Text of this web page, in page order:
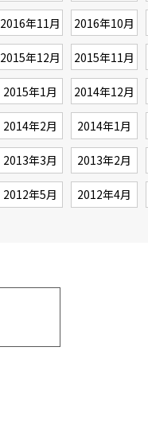
2016年11月 2016年10月
2015年12月 2015年11月
2015年1月 2014年12月
2014年2月 2014年1月
2013年3月 2013年2月
2012年5月 2012年4月